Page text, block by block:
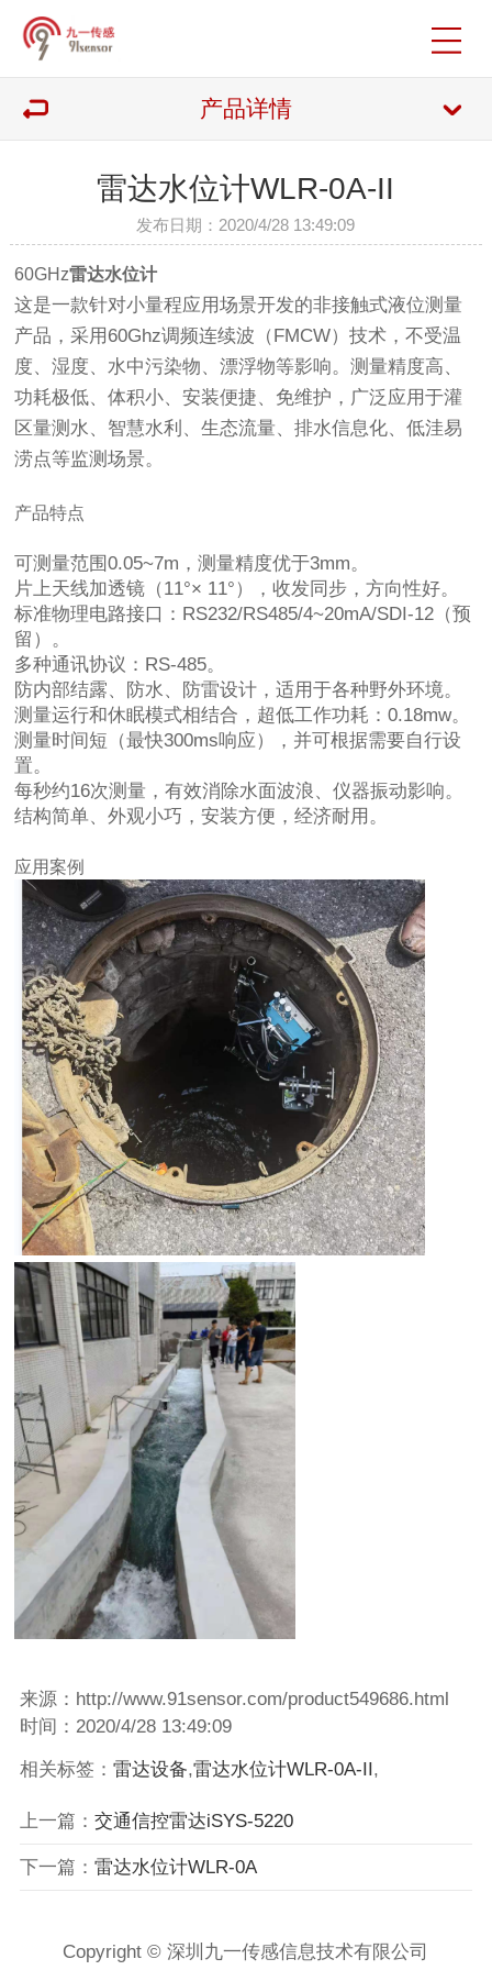
产品详情
雷达水位计WLR-0A-II
发布日期：2020/4/28 13:49:09
60GHz雷达水位计
这是一款针对小量程应用场景开发的非接触式液位测量
产品，采用60Ghz调频连续波（FMCW）技术，不受温
度、湿度、水中污染物、漂浮物等影响。测量精度高、
功耗极低、体积小、安装便捷、免维护，广泛应用于灌
区量测水、智慧水利、生态流量、排水信息化、低洼易
涝点等监测场景。
产品特点
可测量范围0.05~7m，测量精度优于3mm。
片上天线加透镜（11°× 11°），收发同步，方向性好。
标准物理电路接口：RS232/RS485/4~20mA/SDI-12（预
留）。
多种通讯协议：RS-485。
防内部结露、防水、防雷设计，适用于各种野外环境。
测量运行和休眠模式相结合，超低工作功耗：0.18mw。
测量时间短（最快300ms响应），并可根据需要自行设
置。
每秒约16次测量，有效消除水面波浪、仪器振动影响。
结构简单、外观小巧，安装方便，经济耐用。
应用案例
来源：http://www.91sensor.com/product549686.html
时间：2020/4/28 13:49:09
相关标签： 雷达设备,雷达水位计WLR-0A-II ,
上一篇： 交通信控雷达iSYS-5220
下一篇： 雷达水位计WLR-0A
Copyright © 深圳九一传感信息技术有限公司